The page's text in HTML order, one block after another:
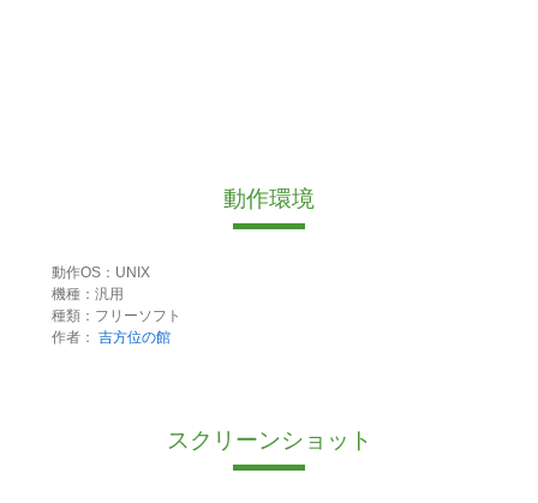
動作環境
動作OS：UNIX
機種：汎用
種類：フリーソフト
作者： 吉方位の館
スクリーンショット